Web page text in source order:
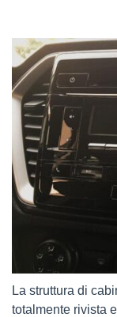
La struttura di
totalmente rivista